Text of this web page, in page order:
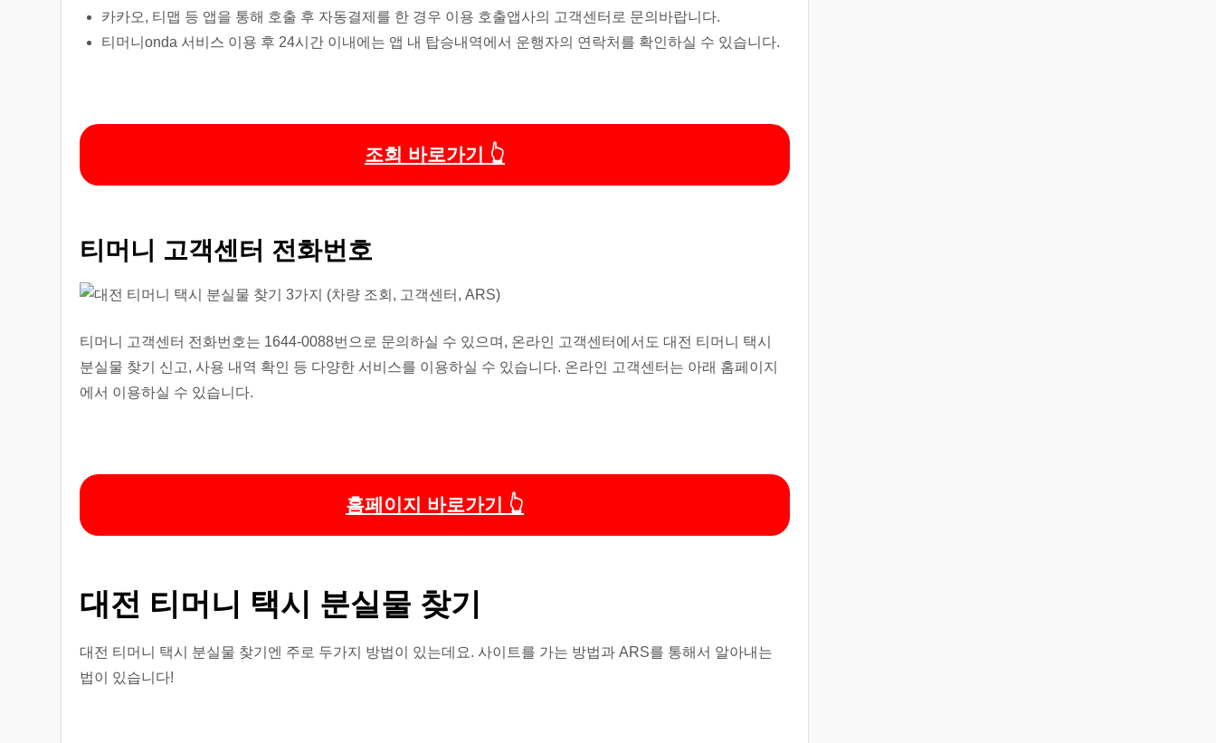
카카오, 티맵 등 앱을 통해 호출 후 자동결제를 한 경우 이용 호출앱사의 고객센터로 문의바랍니다.
티머니onda 서비스 이용 후 24시간 이내에는 앱 내 탑승내역에서 운행자의 연락처를 확인하실 수 있습니다.
조회 바로가기 👆
티머니 고객센터 전화번호
티머니 고객센터 전화번호는 1644-0088번으로 문의하실 수 있으며, 온라인 고객센터에서도 대전 티머니 택시
분실물 찾기 신고, 사용 내역 확인 등 다양한 서비스를 이용하실 수 있습니다. 온라인 고객센터는 아래 홈페이지
에서 이용하실 수 있습니다.
홈페이지 바로가기 👆
대전 티머니 택시 분실물 찾기
대전 티머니 택시 분실물 찾기엔 주로 두가지 방법이 있는데요. 사이트를 가는 방법과 ARS를 통해서 알아내는
법이 있습니다!